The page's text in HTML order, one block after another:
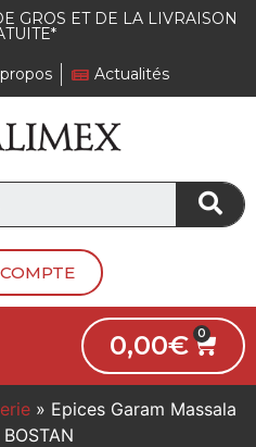
GROS ET DE LA LIVRAISON
Actualités
0,00€
» Epices Garam Massala